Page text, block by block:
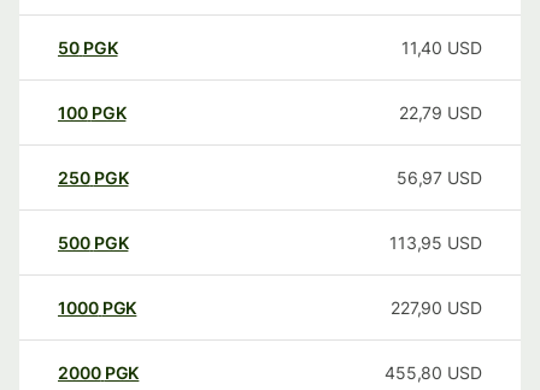
50 PGK 11,40 USD
100 PGK 22,79 USD
250 PGK 56,97 USD
500 PGK 113,95 USD
1000 PGK 227,90 USD
2000 PGK 455,80 USD